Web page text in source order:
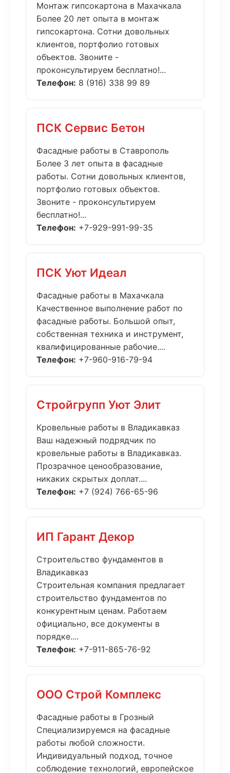
Монтаж гипсокартона в Махачкала
Более 20 лет опыта в монтаж
гипсокартона. Сотни довольных
клиентов, портфолио готовых
объектов. Звоните -
проконсультируем бесплатно!...
Телефон: 8 (916) 338 99 89
ПСК Сервис Бетон
Фасадные работы в Ставрополь
Более 3 лет опыта в фасадные
работы. Сотни довольных клиентов,
портфолио готовых объектов.
Звоните - проконсультируем
бесплатно!...
Телефон: +7-929-991-99-35
ПСК Уют Идеал
Фасадные работы в Махачкала
Качественное выполнение работ по
фасадные работы. Большой опыт,
собственная техника и инструмент,
квалифицированные рабочие....
Телефон: +7-960-916-79-94
Стройгрупп Уют Элит
Кровельные работы в Владикавказ
Ваш надежный подрядчик по
кровельные работы в Владикавказ.
Прозрачное ценообразование,
никаких скрытых доплат....
Телефон: +7 (924) 766-65-96
ИП Гарант Декор
Строительство фундаментов в
Владикавказ
Строительная компания предлагает
строительство фундаментов по
конкурентным ценам. Работаем
официально, все документы в
порядке....
Телефон: +7-911-865-76-92
ООО Строй Комплекс
Фасадные работы в Грозный
Специализируемся на фасадные
работы любой сложности.
Индивидуальный подход, точное
соблюдение технологий, европейское